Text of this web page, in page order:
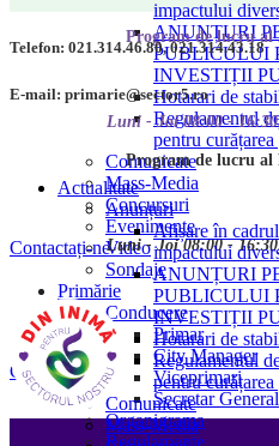
impactului
ANUNȚURI
PUBLICULUI
INVESTIȚII
Hotarari de
Regulamentul
pentru
Comunicate
Mass-Media
Concursuri
Evenimente
Video
Sondaje
Primărie
Conducere
Primar
City Manager
Viceprimari
Secretar General
Organigrama
Regulamente
Program de lucru al
Luni - Joi 08:00 -
Contactați-ne
Telefon: 021.314.46.80, 021.314.43.18
E-mail: primarie@sector5.ro
Program de lucru al
Luni - Joi 08:00 -
Contactați-ne
Actualitate
Anunțuri
Afișare în
impactului
ANUNȚURI
PUBLICULUI
INVESTIȚII
Hotarari de
Regulamentul
pentru
Comunicate
Mass-Media